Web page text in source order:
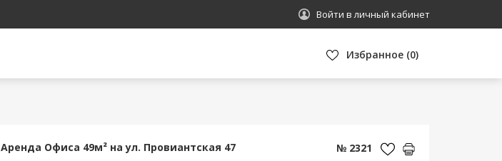
Войти в личный кабинет
Избранное (0)
Аренда Офиса 49м² на ул. Провиантская 47 № 2321